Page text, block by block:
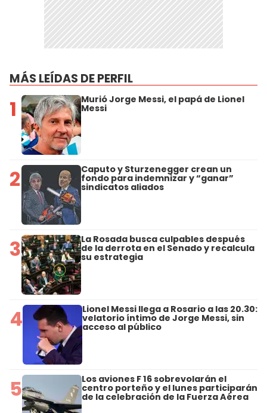
MÁS LEÍDAS DE PERFIL
1 Murió Jorge Messi, el papá de Lionel
Messi
2 Caputo y Sturzenegger crean un
fondo para indemnizar y “ganar”
sindicatos aliados
3 La Rosada busca culpables después
de la derrota en el Senado y recalcula
su estrategia
4 Lionel Messi llega a Rosario a las 20.30:
velatorio íntimo de Jorge Messi, sin
acceso al público
5 Los aviones F 16 sobrevolarán el
centro porteño y el lunes participarán
de la celebración de la Fuerza Aérea